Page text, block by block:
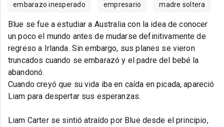
embarazo inesperado empresario madre soltera
Blue se fue a estudiar a Australia con la idea de conocer
un poco el mundo antes de mudarse definitivamente de
regreso a Irlanda. Sin embargo, sus planes se vieron
truncados cuando se embarazó y el padre del bebé la
abandonó.
Cuando creyó que su vida iba en caída en picada, apareció
Liam para despertar sus esperanzas.
Liam Carter se sintió atraído por Blue desde el principio,